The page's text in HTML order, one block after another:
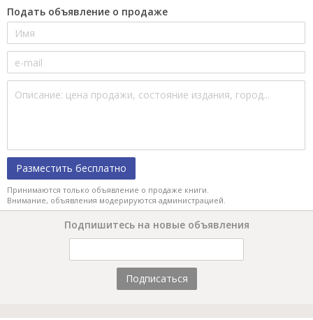
Подать объявление о продаже
Разместить бесплатно
Принимаются только объявление о продаже книги.
Внимание, объявления модерируются администрацией.
Подпишитесь на новые объявления
Подписаться